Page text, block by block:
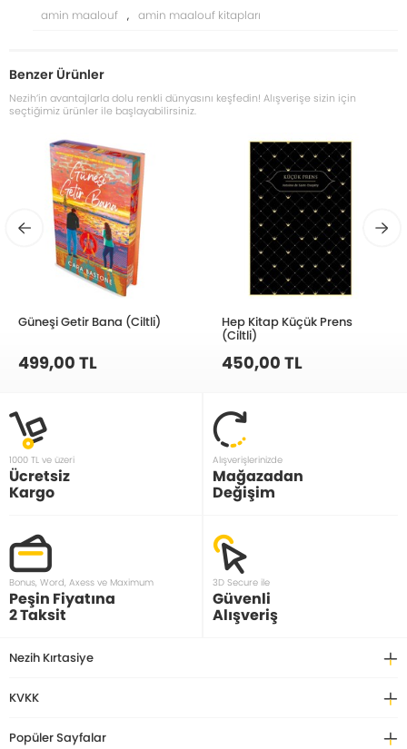
amin maalouf , amin maalouf kitapları
Benzer Ürünler
Nezih’in avantajlarla dolu renkli dünyasını keşfedin! Alışverişe sizin için
seçtiğimiz ürünler ile başlayabilirsiniz.
Güneşi Getir Bana (Ciltli)
499,00 TL
Hep Kitap Küçük Prens
(Ciltli)
450,00 TL
1000 TL ve üzeri
Ücretsiz
Kargo
Alışverişlerinizde
Mağazadan
Değişim
Bonus, Word, Axess ve Maximum
Peşin Fiyatına
2 Taksit
3D Secure ile
Güvenli
Alışveriş
Nezih Kırtasiye
KVKK
Popüler Sayfalar